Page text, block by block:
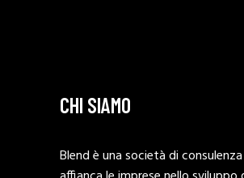
CHI SIAMO
Blend è una società di